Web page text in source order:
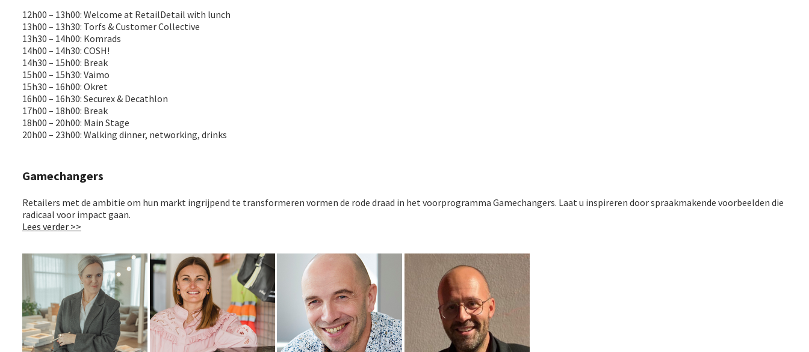
12h00 – 13h00: Welcome at RetailDetail with lunch
13h00 – 13h30: Torfs & Customer Collective
13h30 – 14h00: Komrads
14h00 – 14h30: COSH!
14h30 – 15h00: Break
15h00 – 15h30: Vaimo
15h30 – 16h00: Okret
16h00 – 16h30: Securex & Decathlon
17h00 – 18h00: Break
18h00 – 20h00: Main Stage
20h00 – 23h00: Walking dinner, networking, drinks
Gamechangers
Retailers met de ambitie om hun markt ingrijpend te transformeren vormen de rode draad in het voorprogramma Gamechangers. Laat u inspireren door spraakmakende voorbeelden die
radicaal voor impact gaan.
Lees verder >>